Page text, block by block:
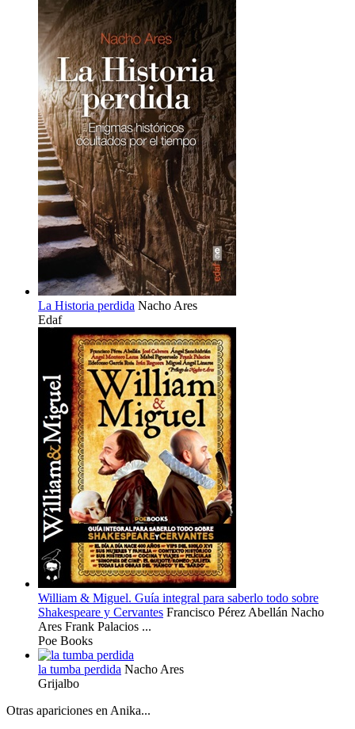
La Historia perdida Nacho Ares
Edaf
William & Miguel. Guía integral para saberlo todo sobre
Shakespeare y Cervantes Francisco Pérez Abellán Nacho
Ares Frank Palacios ...
Poe Books
la tumba perdida Nacho Ares
Grijalbo
Otras apariciones en Anika...